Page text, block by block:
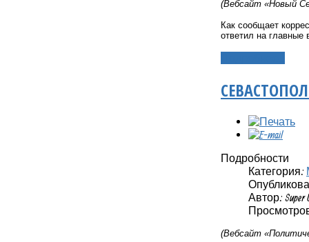
(Вебсайт «Новый
Как сообщает
ответил на
Подробности
Категория:
Автор: Super
(Вебсайт